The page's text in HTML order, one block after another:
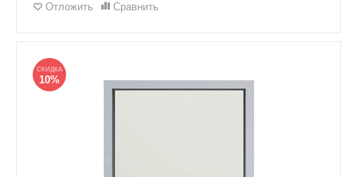
Отложить Сравнить
СКИДКА
10%